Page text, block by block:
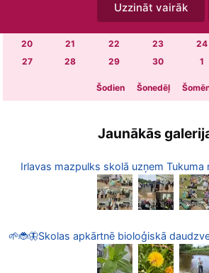
Uzzināt vairāk
8 9
15 16 17
20
21 22 23 24
27
28 29 30 1
Šodien Šonedēļ
Jaunākās
Irlavas mazpulks skolā uzņem Tukuma
🌱🐞🦋Skolas apkārtnē bioloģiskā